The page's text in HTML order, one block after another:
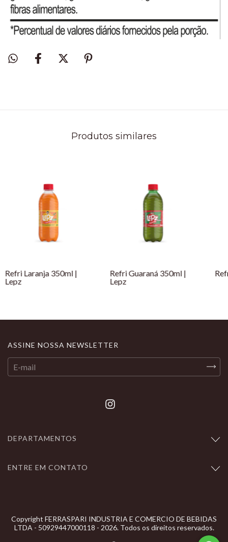
Produtos similares
Refri Laranja 350ml |
Lepz
Refri Guaraná 350ml |
Lepz
ASSINE NOSSA NEWSLETTER
DEPARTAMENTOS
ENTRE EM CONTATO
Copyright FERRASPARI INDUSTRIA E COMERCIO DE BEBIDAS
LTDA - 50929447000118 - 2026. Todos os direitos reservados.